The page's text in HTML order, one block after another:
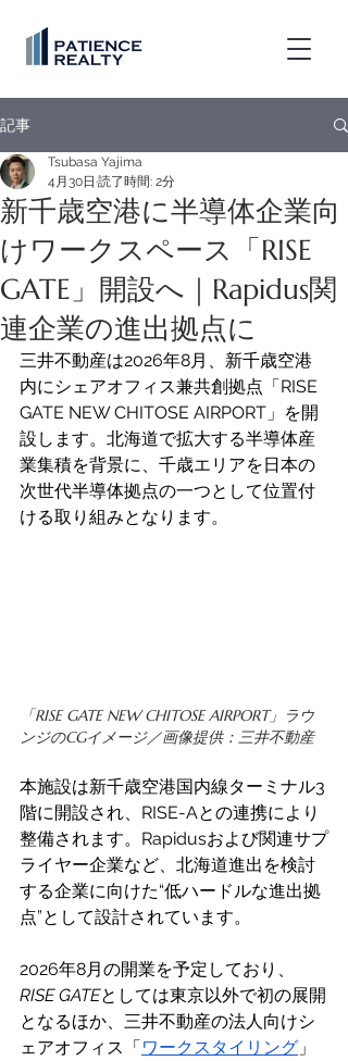
記事
新千歳空港に半導体企業向
けワークスペース「RISE
GATE」開設へ｜Rapidus関
連企業の進出拠点に
Tsubasa Yajima
4月30日 読了時間: 2分
三井不動産は2026年8月、新千歳空港
内にシェアオフィス兼共創拠点「RISE
GATE NEW CHITOSE AIRPORT」を開
設します。北海道で拡大する半導体産
業集積を背景に、千歳エリアを日本の
次世代半導体拠点の一つとして位置付
ける取り組みとなります。
「RISE GATE NEW CHITOSE AIRPORT」ラウ
ンジのCGイメージ／画像提供：三井不動産
本施設は新千歳空港国内線ターミナル3
階に開設され、RISE-Aとの連携により
整備されます。Rapidusおよび関連サプ
ライヤー企業など、北海道進出を検討
する企業に向けた“低ハードルな進出拠
点”として設計されています。
2026年8月の開業を予定しており、
RISE GATEとしては東京以外で初の展開
となるほか、三井不動産の法人向けシ
ェアオフィス「ワークスタイリング 」